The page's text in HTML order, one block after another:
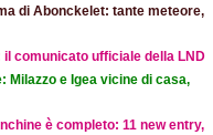
di Abonckelet: tante meteore,
il comunicato ufficiale della LND
Milazzo e Igea vicine di casa,
è completo: 11 new entry,